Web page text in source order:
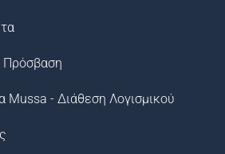
Πρόσβαση
Μussa - Διάθεση Λογισμικού